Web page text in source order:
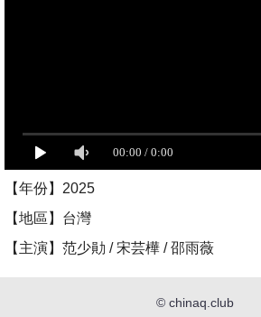
【年份】2025
【地區】台灣
【主演】范少勛 / 宋芸樺 / 邵雨薇
© chinaq.club